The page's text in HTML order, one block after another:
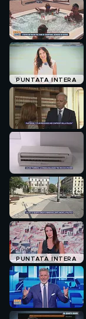
PUNTATA INTERA
PUNTATA INTERA